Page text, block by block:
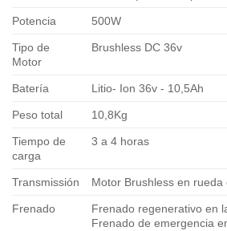
Potencia 500W
Tipo de
Motor
Brushless DC 36v
Batería Litio- Ion 36v - 10,5Ah
Peso total 10,8Kg
Tiempo de
carga
3 a 4 horas
Transmissión Motor Brushless en rueda
Frenado
Frenado regenerativo en
Frenado de emergencia